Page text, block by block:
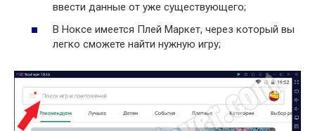
ввести данные от уже существующего;
В Ноксе имеется Плей Маркет, через который вы
легко сможете найти нужную игру;